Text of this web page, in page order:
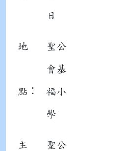
日
地
點 ：
聖公
會基
福小
學
主 聖公